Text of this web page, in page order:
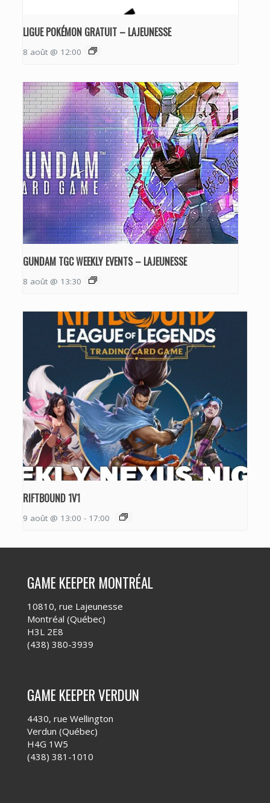
LIGUE POKÉMON GRATUIT – LAJEUNESSE
8 août @ 12:00
GUNDAM TGC WEEKLY EVENTS – LAJEUNESSE
8 août @ 13:30
RIFTBOUND 1V1
9 août @ 13:00 - 17:00
GAME KEEPER MONTRÉAL
10810, rue Lajeunesse
Montréal (Québec)
H3L 2E8
(438) 380-3939
GAME KEEPER VERDUN
4430, rue Wellington
Verdun (Québec)
H4G 1W5
(438) 381-1010